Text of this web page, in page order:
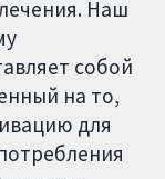
Наш
собой
на то,
для